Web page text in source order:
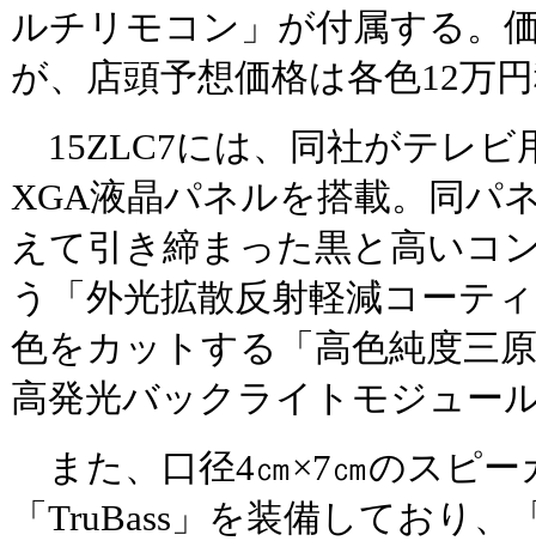
ルチリモコン」が付属する。
が、店頭予想価格は各色12万
15ZLC7には、同社がテレビ
XGA液晶パネルを搭載。同パ
えて引き締まった黒と高いコ
う「外光拡散反射軽減コーテ
色をカットする「高色純度三
高発光バックライトモジュー
また、口径4㎝×7㎝のスピー
「TruBass」を装備しており